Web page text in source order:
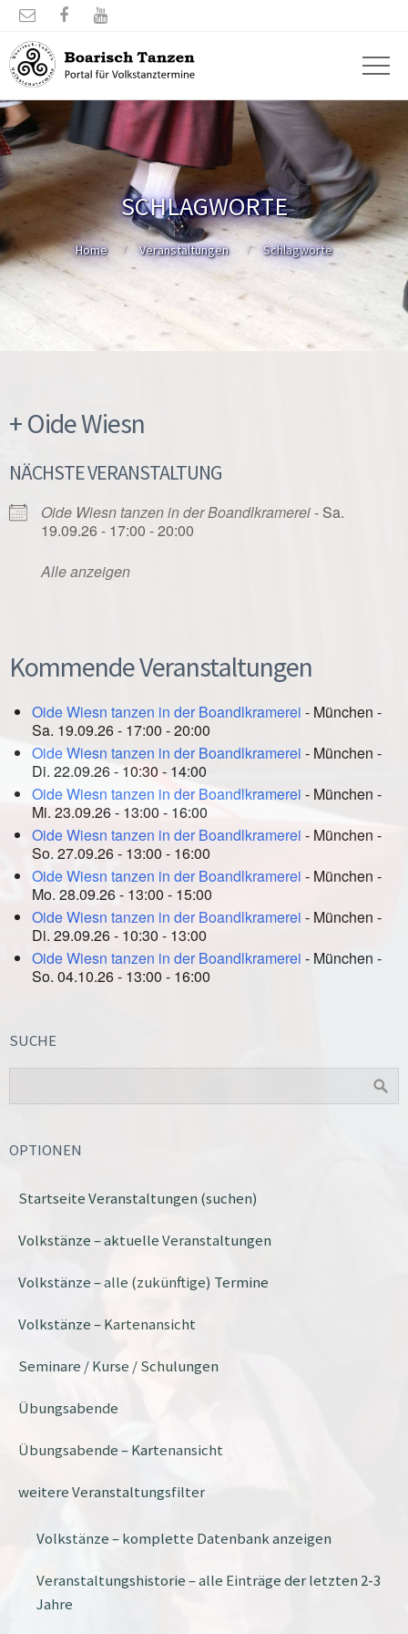
  
SCHLAGWORTE
Home Veranstaltungen Schlagworte
+ Oide Wiesn
NÄCHSTE VERANSTALTUNG
Oide Wiesn tanzen in der Boandlkramerei- Sa.
19.09.26 - 17:00 - 20:00
Alle anzeigen
Kommende Veranstaltungen
Oide Wiesn tanzen in der Boandlkramerei - München -
Sa. 19.09.26 - 17:00 - 20:00
Oide Wiesn tanzen in der Boandlkramerei - München -
Di. 22.09.26 - 10:30 - 14:00
Oide Wiesn tanzen in der Boandlkramerei - München -
Mi. 23.09.26 - 13:00 - 16:00
Oide Wiesn tanzen in der Boandlkramerei - München -
So. 27.09.26 - 13:00 - 16:00
Oide Wiesn tanzen in der Boandlkramerei - München -
Mo. 28.09.26 - 13:00 - 15:00
Oide Wiesn tanzen in der Boandlkramerei - München -
Di. 29.09.26 - 10:30 - 13:00
Oide Wiesn tanzen in der Boandlkramerei - München -
So. 04.10.26 - 13:00 - 16:00
SUCHE
OPTIONEN
Startseite Veranstaltungen (suchen)
Volkstänze – aktuelle Veranstaltungen
Volkstänze – alle (zukünftige) Termine
Volkstänze – Kartenansicht
Seminare / Kurse / Schulungen
Übungsabende
Übungsabende – Kartenansicht
weitere Veranstaltungsfilter
Volkstänze – komplette Datenbank anzeigen
Veranstaltungshistorie – alle Einträge der letzten 2-3
Jahre